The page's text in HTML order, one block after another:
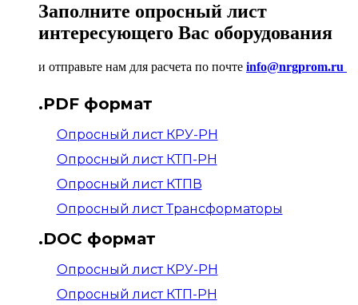
Заполните опросный лист
интересующего Вас оборудования
и отправьте нам для расчета по почте info@nrgprom.ru
.PDF формат
Опросный лист КРУ-РН
Опросный лист КТП-РН
Опросный лист КТПВ
Опросный лист Трансформаторы
.DOC формат
Опросный лист КРУ-РН
Опросный лист КТП-РН